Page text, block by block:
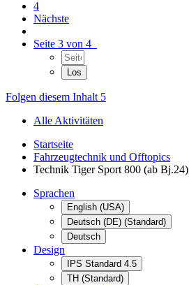
4
Nächste
Seite 3 von 4
Folgen diesem Inhalt 5
Alle Aktivitäten
Startseite
Fahrzeugtechnik und Offtopics
Technik Tiger Sport 800 (ab Bj.24)
Sprachen
English (USA)
Deutsch (DE) (Standard)
Deutsch
Design
IPS Standard 4.5
TH (Standard)